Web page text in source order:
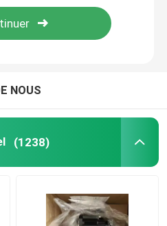
de logique de PLC
NOUS
(1238)